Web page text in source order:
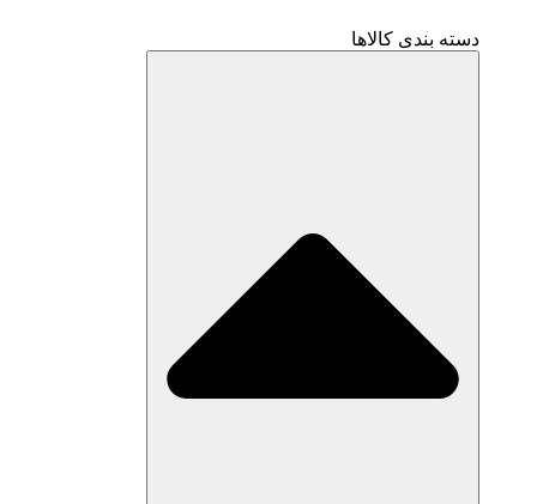
دسته بندی کالاها